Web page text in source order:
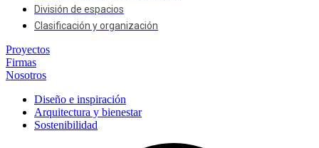
División de espacios
Clasificación y organización
Proyectos
Firmas
Nosotros
Diseño e inspiración
Arquitectura y bienestar
Sostenibilidad